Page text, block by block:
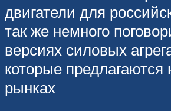
двигатели для
так же немного
версиях силовых
которые предлагаются
рынках